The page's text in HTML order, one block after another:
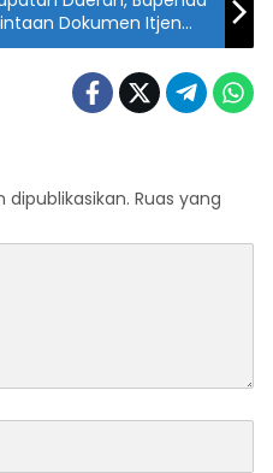
Dokumen Itjen
Ruas yang